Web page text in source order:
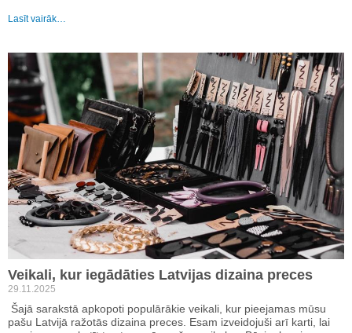
Lasīt vairāk…
Veikali, kur iegādāties Latvijas dizaina preces
29.11.2025
Šajā sarakstā apkopoti populārākie veikali, kur pieejamas mūsu
pašu Latvijā ražotās dizaina preces. Esam izveidojuši arī karti, lai